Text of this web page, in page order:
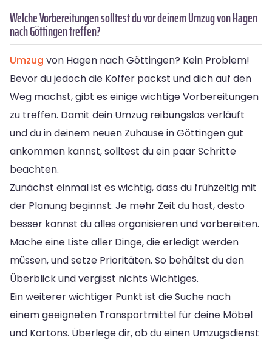
Welche Vorbereitungen solltest du vor deinem Umzug von Hagen
nach Göttingen treffen?
Umzug von Hagen nach Göttingen? Kein Problem!
Bevor du jedoch die Koffer packst und dich auf den
Weg machst, gibt es einige wichtige Vorbereitungen
zu treffen. Damit dein Umzug reibungslos verläuft
und du in deinem neuen Zuhause in Göttingen gut
ankommen kannst, solltest du ein paar Schritte
beachten.
Zunächst einmal ist es wichtig, dass du frühzeitig mit
der Planung beginnst. Je mehr Zeit du hast, desto
besser kannst du alles organisieren und vorbereiten.
Mache eine Liste aller Dinge, die erledigt werden
müssen, und setze Prioritäten. So behältst du den
Überblick und vergisst nichts Wichtiges.
Ein weiterer wichtiger Punkt ist die Suche nach
einem geeigneten Transportmittel für deine Möbel
und Kartons. Überlege dir, ob du einen Umzugsdienst